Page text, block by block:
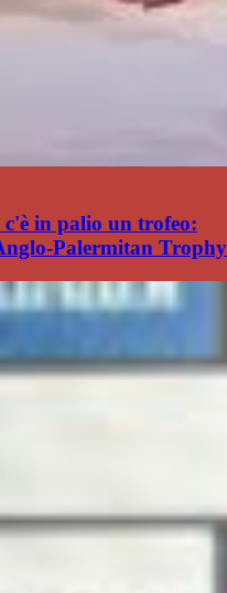
in palio un trofeo:
Palermitan Trophy